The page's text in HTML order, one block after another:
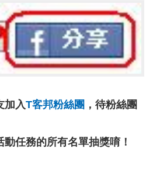
加入T客邦粉絲團 ，待粉絲團
任務的所有名單抽獎唷！